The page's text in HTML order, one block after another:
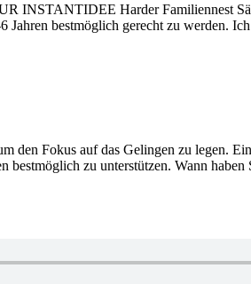
INSTANTIDEE Harder Familiennest
best­möglich gerecht zu werden.
den Fokus auf das Gelingen zu legen.
zu unterstützen. Wann